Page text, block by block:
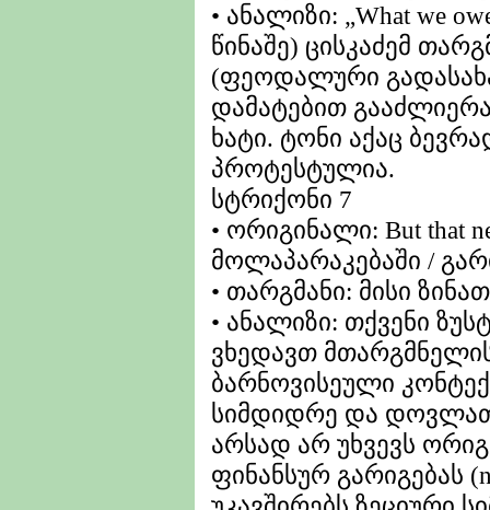
• ანალიზი: „What we
წინაშე) ცისკაძემ
(ფეოდალური
დამატებით
ხატი. ტონი აქაც
პროტესტულია.
სტრიქონი 7
• ორიგინალი: But that
მოლაპარაკებაში /
• თარგმანი: მისი
• ანალიზი: თქვენი
ვხედავთ
ბარნოვისეული
სიმდიდრე და
არსად არ უხვევს
ფინანსურ გარიგებას